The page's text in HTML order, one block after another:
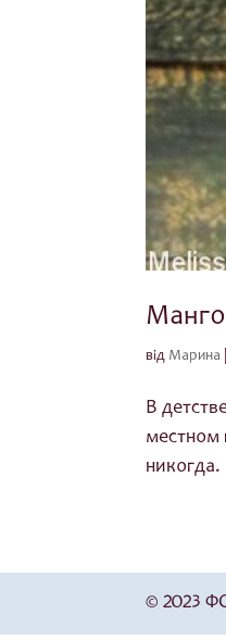
від Марина
В
местном
© 2023